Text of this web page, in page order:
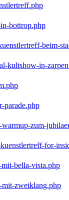
bottrop.php
beim-
kultshow-in-
parade.php
zum-
for-
bella-vista.php
mit-zweiklang.php